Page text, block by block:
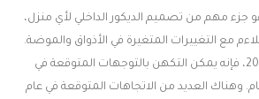
جزء مهم من تصميم الديكور الداخلي لأي منزل،
مع التغييرات المتغيرة في الأذواق والموضة.
وبما أننا نقترب من عام 2024، فإنه يمكن التكهن بالتوجهات المتوقعة في
وهناك العديد من الاتجاهات المتوقعة في عام